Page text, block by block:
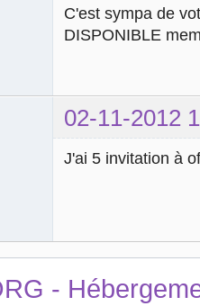
C'est sympa de
DISPONIBLE
02-11-2012
J'ai 5 invitation à
-